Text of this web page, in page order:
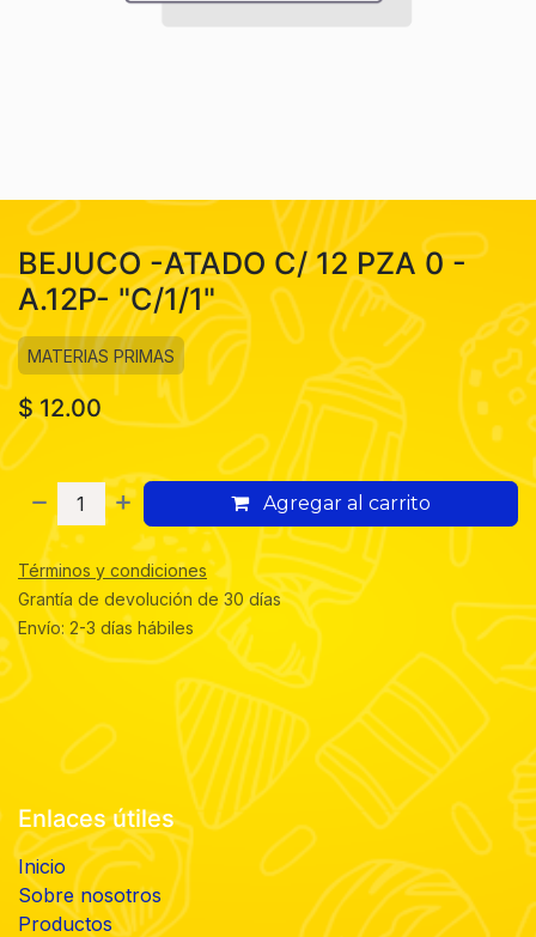
BEJUCO -ATADO C/ 12 PZA 0 -
A.12P- "C/1/1"
MATERIAS PRIMAS
$12.00
Agregar al carrito
Términos y condiciones
Grantía de devolución de 30 días
Envío: 2-3 días hábiles
Enlaces útiles
Inicio
Sobre nosotros
Productos